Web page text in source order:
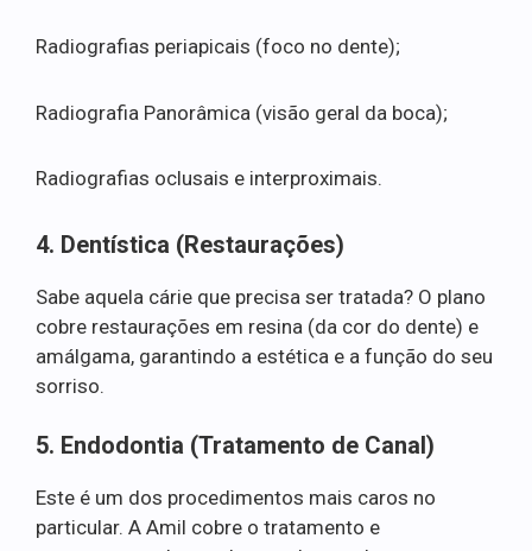
Radiografias periapicais (foco no dente);
Radiografia Panorâmica (visão geral da boca);
Radiografias oclusais e interproximais.
4. Dentística (Restaurações)
Sabe aquela cárie que precisa ser tratada? O plano
cobre restaurações em resina (da cor do dente) e
amálgama, garantindo a estética e a função do seu
sorriso.
5. Endodontia (Tratamento de Canal)
Este é um dos procedimentos mais caros no
particular. A Amil cobre o tratamento e